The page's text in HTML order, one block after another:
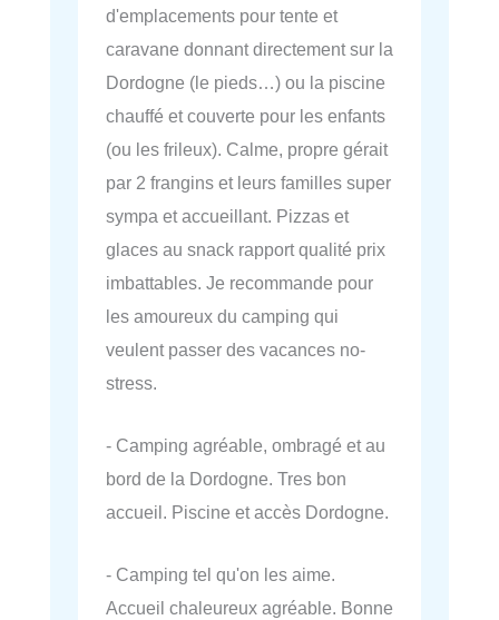
d'emplacements pour tente et
caravane donnant directement sur la
Dordogne (le pieds…) ou la piscine
chauffé et couverte pour les enfants
(ou les frileux). Calme, propre gérait
par 2 frangins et leurs familles super
sympa et accueillant. Pizzas et
glaces au snack rapport qualité prix
imbattables. Je recommande pour
les amoureux du camping qui
veulent passer des vacances no-
stress.
- Camping agréable, ombragé et au
bord de la Dordogne. Tres bon
accueil. Piscine et accès Dordogne.
- Camping tel qu'on les aime.
Accueil chaleureux agréable. Bonne